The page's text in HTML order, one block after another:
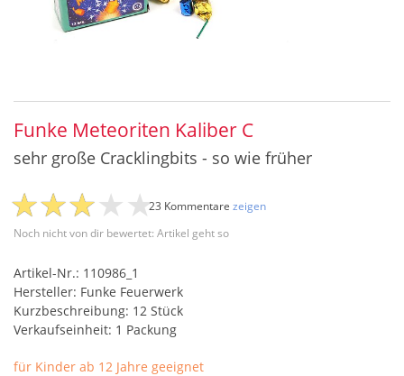
Funke Meteoriten Kaliber C
sehr große Cracklingbits - so wie früher
Noch nicht von dir bewertet: Artikel geht so
23 Kommentare zeigen
Artikel-Nr.: 110986_1
Hersteller: Funke Feuerwerk
Kurzbeschreibung: 12 Stück
Verkaufseinheit: 1 Packung
für Kinder ab 12 Jahre geeignet